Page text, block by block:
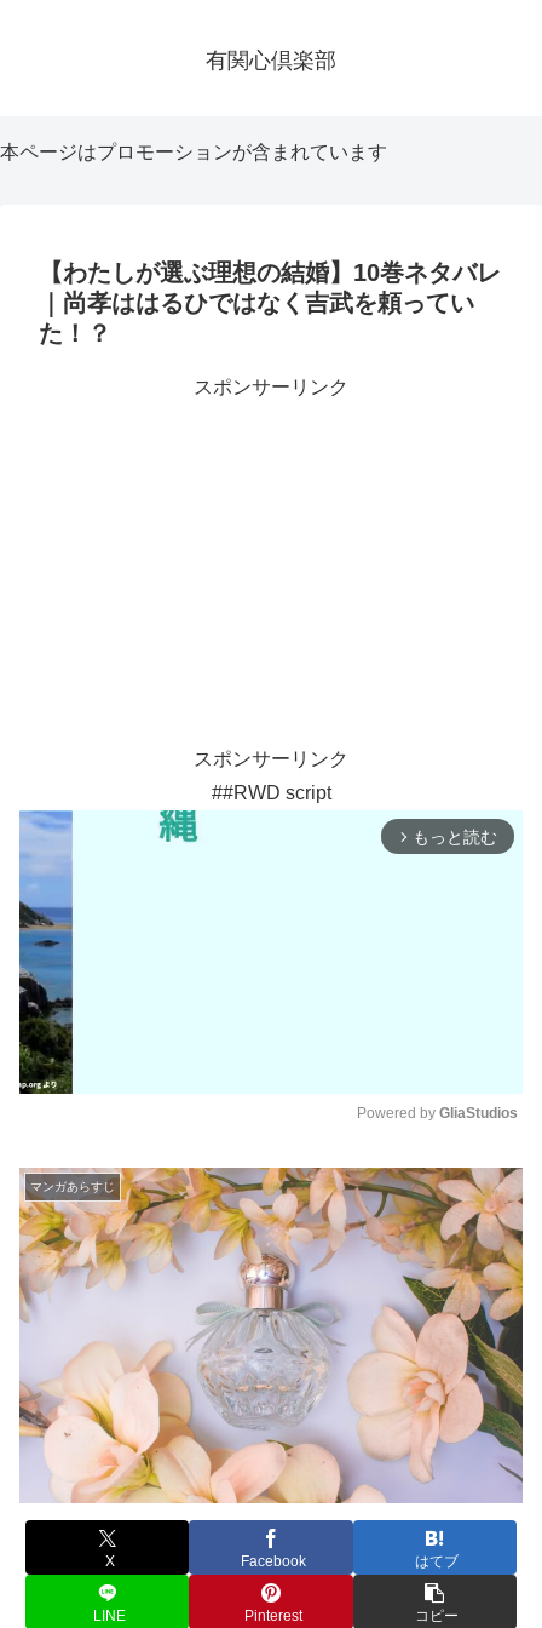
有関心倶楽部
本ページはプロモーションが含まれています
【わたしが選ぶ理想の結婚】10巻ネタバレ
｜尚孝ははるひではなく吉武を頼ってい
た！？
スポンサーリンク
スポンサーリンク
##RWD script
arrow_forward_ios もっと読む
u
t
e
Powered by GliaStudios
マンガあらすじ
X Facebook はてブ
LINE Pinterest コピー